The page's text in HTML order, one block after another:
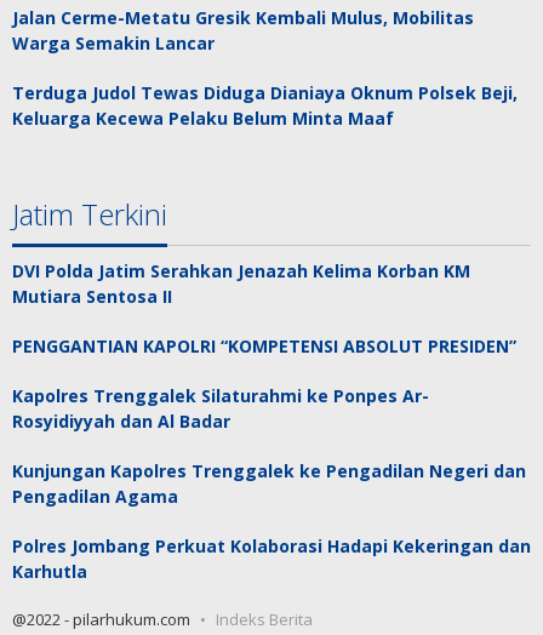
Jalan Cerme-Metatu Gresik Kembali Mulus, Mobilitas
Warga Semakin Lancar
Terduga Judol Tewas Diduga Dianiaya Oknum Polsek Beji,
Keluarga Kecewa Pelaku Belum Minta Maaf
Jatim Terkini
DVI Polda Jatim Serahkan Jenazah Kelima Korban KM
Mutiara Sentosa II
PENGGANTIAN KAPOLRI “KOMPETENSI ABSOLUT PRESIDEN”
Kapolres Trenggalek Silaturahmi ke Ponpes Ar-
Rosyidiyyah dan Al Badar
Kunjungan Kapolres Trenggalek ke Pengadilan Negeri dan
Pengadilan Agama
Polres Jombang Perkuat Kolaborasi Hadapi Kekeringan dan
Karhutla
@2022 - pilarhukum.com Indeks Berita